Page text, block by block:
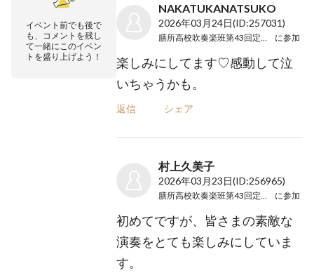
イベント前でも後で
も、コメントを残し
て一緒にこのイベン
トを盛り上げよう！
NAKATUKANATSUKO
2026年03月24日(ID:257031)
に参加
楽しみにしてます♡感動して泣
いちゃうかも。
返信 シェア
村上久美子
2026年03月23日(ID:256965)
に参加
初めてですが、皆さまの素敵な
演奏をとても楽しみにしていま
す。